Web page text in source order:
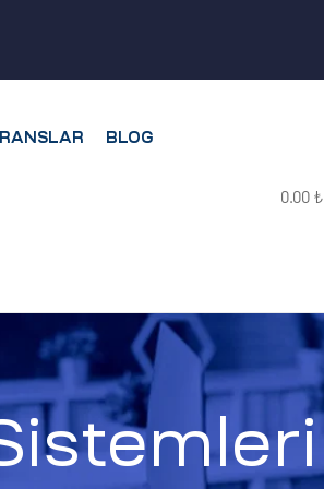
BLOG
0.00 ₺